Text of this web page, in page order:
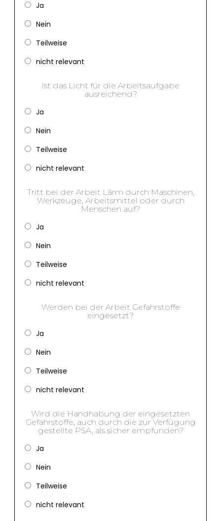
Ja
Nein
Teilweise
nicht relevant
Ist das Licht für die Arbeitsaufgabe
ausreichend?
Ja
Nein
Teilweise
nicht relevant
Tritt bei der Arbeit Lärm durch Maschinen,
Werkzeuge, Arbeitsmittel oder durch
Menschen auf?
Ja
Nein
Teilweise
nicht relevant
Werden bei der Arbeit Gefahrstoffe
eingesetzt?
Ja
Nein
Teilweise
nicht relevant
Wird die Handhabung der eingesetzten
Gefahrstoffe, auch durch die zur Verfügung
gestellte PSA, als sicher empfunden?
Ja
Nein
Teilweise
nicht relevant